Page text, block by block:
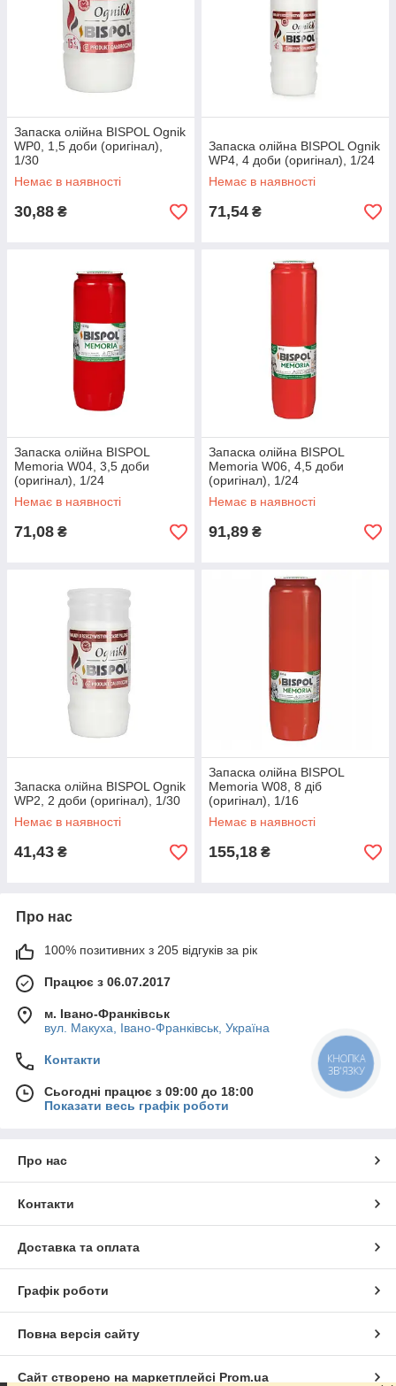
Запаска олійна BISPOL Ognik
WP0, 1,5 доби (оригінал),
1/30
Немає в наявності
30,88 ₴
Запаска олійна BISPOL Ognik
WP4, 4 доби (оригінал), 1/24
Немає в наявності
71,54 ₴
Запаска олійна BISPOL
Memoria W04, 3,5 доби
(оригінал), 1/24
Немає в наявності
71,08 ₴
Запаска олійна BISPOL
Memoria W06, 4,5 доби
(оригінал), 1/24
Немає в наявності
91,89 ₴
Запаска олійна BISPOL Ognik
WP2, 2 доби (оригінал), 1/30
Немає в наявності
41,43 ₴
Запаска олійна BISPOL
Memoria W08, 8 діб
(оригінал), 1/16
Немає в наявності
155,18 ₴
Про нас
100% позитивних з 205 відгуків за рік
Працює з 06.07.2017
м. Івано-Франківськ
вул. Макуха, Івано-Франківськ, Україна
Контакти
Сьогодні працює з 09:00 до 18:00
Показати весь графік роботи
Про нас
Контакти
Доставка та оплата
Графік роботи
Повна версія сайту
Сайт створено на маркетплейсі Prom.ua
КНОПКА
ЗВ'ЯЗКУ